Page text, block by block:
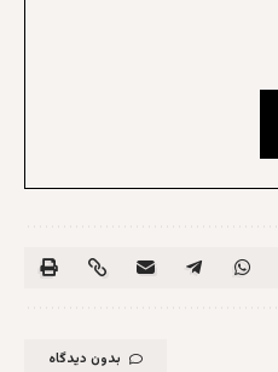
بدون دیدگاه